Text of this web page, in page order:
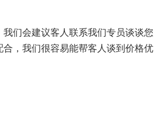
们会建议客人联系我们专员谈谈您
，我们很容易能帮客人谈到价格优